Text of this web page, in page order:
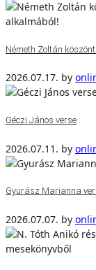
Németh Zoltán
2026.07.17. by
Géczi János verse
2026.07.11. by
Gyurász Marianna
2026.07.07. by